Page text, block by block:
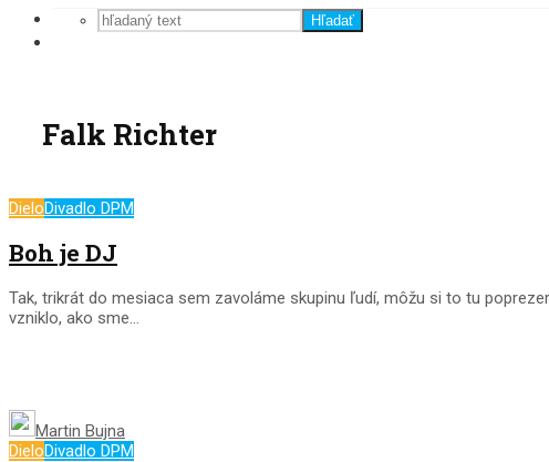
Hľadať
Falk Richter
DieloDivadlo DPM
Boh je DJ
Tak, trikrát do mesiaca sem zavoláme skupinu ľudí, môžu si to tu
vzniklo, ako sme...
Martin Bujna
DieloDivadlo DPM